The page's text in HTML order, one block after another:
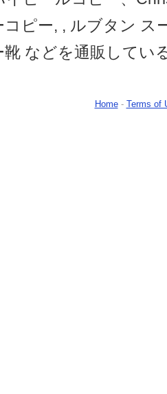
コピー, , ルブタン ス
靴 などを通販してい
Home- Terms of